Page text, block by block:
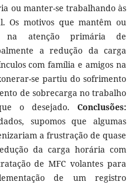
ou manter-se trabalhando às
Os motivos que mantêm ou
na atenção primária de
a redução da carga
com família e amigos na
se partiu do sofrimento
de sobrecarga no trabalho
o desejado.Conclusões:
supomos que algumas
a frustração de quase
da carga horária com
de MFC volantes para
de um registro